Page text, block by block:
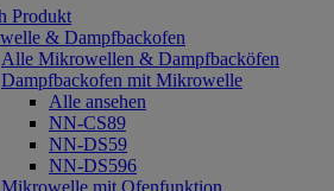
Produkt
& Dampfbackofen
Alle Mikrowellen & Dampfbacköfen
Dampfbackofen mit Mikrowelle
Alle ansehen
NN-CS89
NN-DS59
NN-DS596
Mikrowelle mit Ofenfunktion